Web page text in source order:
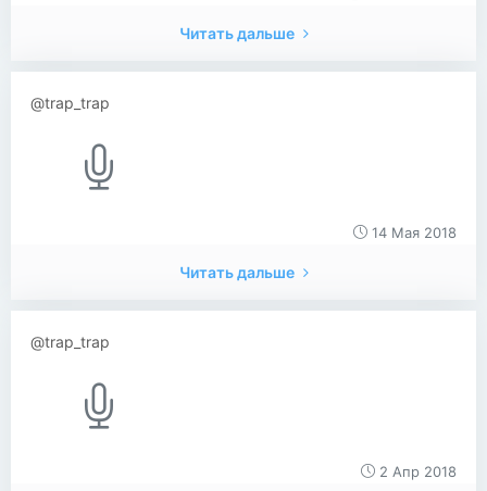
Читать дальше
@trap_trap
14 Мая 2018
Читать дальше
@trap_trap
2 Апр 2018